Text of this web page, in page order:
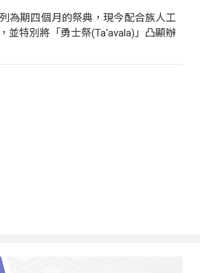
為期四個月的祭典，現今配合族人工
並特別將「勇士祭(Ta‘avala)」凸顯辦